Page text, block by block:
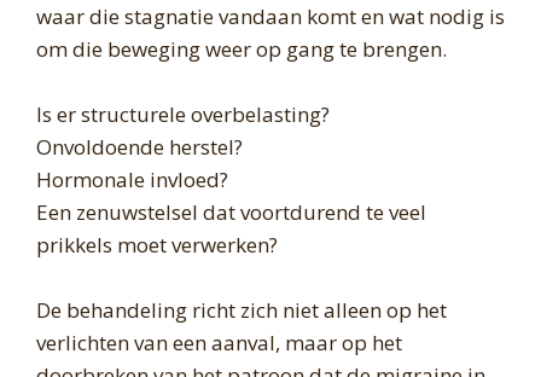
waar die stagnatie vandaan komt en wat nodig is
om die beweging weer op gang te brengen.
Is er structurele overbelasting?
Onvoldoende herstel?
Hormonale invloed?
Een zenuwstelsel dat voortdurend te veel
prikkels moet verwerken?
De behandeling richt zich niet alleen op het
verlichten van een aanval, maar op het